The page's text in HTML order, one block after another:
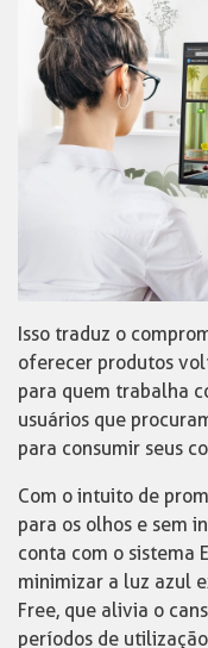
Isso traduz o
oferecer produtos
para quem trabalha
usuários que
para consumir seus
Com o intuito de
para os olhos e sem
conta com o sistema
minimizar a luz azul
Free, que alivia o
períodos de